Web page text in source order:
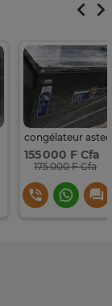
155 000 F Cfa
175 000 F Cfa